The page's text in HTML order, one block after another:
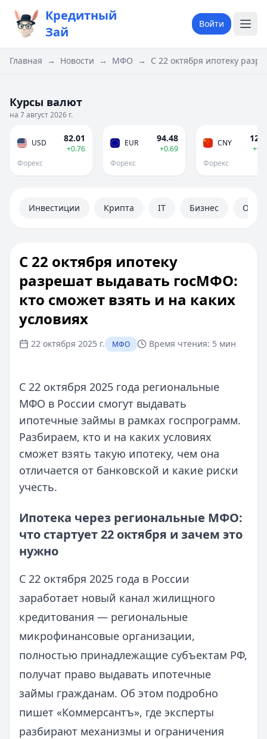
Кредитный
Зай
Войти
Главная → Новости → МФО → С 22 октября ипотеку
Курсы валют
на 7 август 2026 г.
USD 82.01
+0.76
Форекс
EUR 94.48
+0.69
Форекс
CNY
Форекс
Инвестиции Крипта IT Бизнес
С 22 октября ипотеку
разрешат выдавать госМФО:
кто сможет взять и на каких
условиях
22 октября 2025 г. МФО Время чтения: 5 мин
С 22 октября 2025 года региональные
МФО в России смогут выдавать
ипотечные займы в рамках госпрограмм.
Разбираем, кто и на каких условиях
сможет взять такую ипотеку, чем она
отличается от банковской и какие риски
учесть.
Ипотека через региональные МФО:
что стартует 22 октября и зачем это
нужно
С 22 октября 2025 года в России
заработает новый канал жилищного
кредитования — региональные
микрофинансовые организации,
полностью принадлежащие субъектам РФ,
получат право выдавать ипотечные
займы гражданам. Об этом подробно
пишет «Коммерсантъ», где эксперты
разбирают механизмы и ограничения